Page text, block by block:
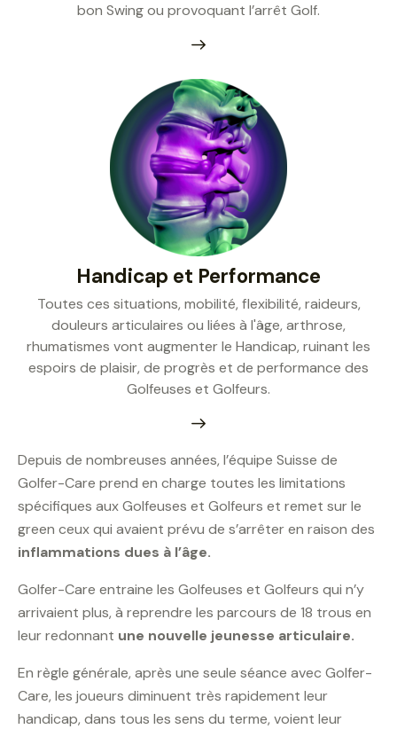
bon Swing ou provoquant l’arrêt Golf.
Handicap et Performance
Toutes ces situations, mobilité, flexibilité, raideurs,
douleurs articulaires ou liées à l'âge, arthrose,
rhumatismes vont augmenter le Handicap, ruinant les
espoirs de plaisir, de progrès et de performance des
Golfeuses et Golfeurs.
Depuis de nombreuses années, l’équipe Suisse de
Golfer-Care prend en charge toutes les limitations
spécifiques aux Golfeuses et Golfeurs et remet sur le
green ceux qui avaient prévu de s’arrêter en raison des
inflammations dues à l’âge.
Golfer-Care entraine les Golfeuses et Golfeurs qui n’y
arrivaient plus, à reprendre les parcours de 18 trous en
leur redonnant une nouvelle jeunesse articulaire.
En règle générale, après une seule séance avec Golfer-
Care, les joueurs diminuent très rapidement leur
handicap, dans tous les sens du terme, voient leur